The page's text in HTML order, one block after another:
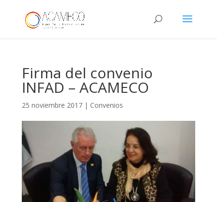
Firma del convenio
INFAD – ACAMECO
25 noviembre 2017| Convenios